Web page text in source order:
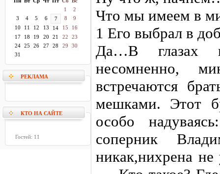
1
2
3
4 5 6 7 8
9
10
11 12 13 14 15
16
17
18 19 20 21 22
23
24
25 26 27 28 29
30
31
РЕКЛАМА
КТО НА САЙТЕ
Гостей: 11
Что мы имеем в
1 Его выбрал в
Да…В глазах
несомненно,
встречаются
мешками. Этот
особо
соперник
никак,нихрена